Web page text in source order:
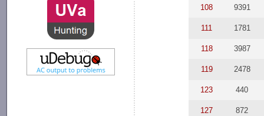
108 9391
111 1781
118 3987
119 2478
123 440
127 872